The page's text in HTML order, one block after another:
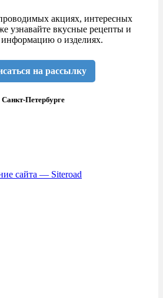
акциях, интересных
узнавайте вкусные рецепты и
о изделиях.
на рассылку
Петербурге
сайта — Siteroad